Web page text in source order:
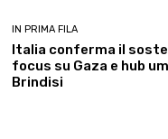
IN PRIMA FILA
Italia conferma il
focus su Gaza e hub
Brindisi